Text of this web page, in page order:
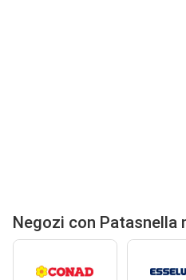
Negozi con